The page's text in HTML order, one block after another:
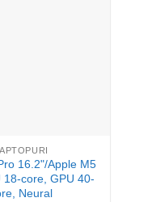
16.2"/Apple M5
18-core, GPU 40-
Neural